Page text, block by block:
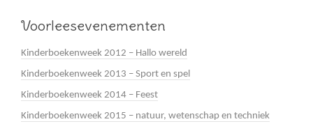
Voorleesevenementen
Kinderboekenweek 2012 – Hallo wereld
Kinderboekenweek 2013 – Sport en spel
Kinderboekenweek 2014 – Feest
Kinderboekenweek 2015 – natuur, wetenschap en techniek